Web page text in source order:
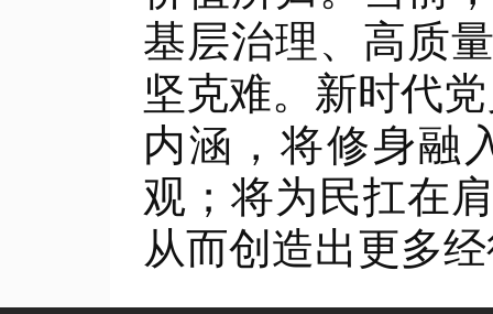
基层治理、高质
坚克难。新时代
内涵，将修身融
观；将为民扛在
从而创造出更多